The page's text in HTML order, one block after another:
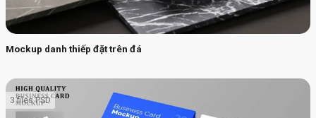
Mockup danh thiếp đặt trên đá
3 files PSD